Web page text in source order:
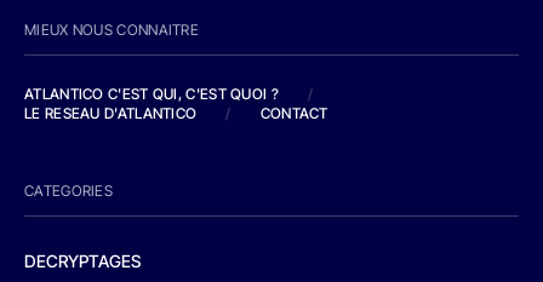
MIEUX NOUS CONNAITRE
ATLANTICO C'EST QUI, C'EST QUOI ?
/
LE RESEAU D'ATLANTICO
/ CONTACT
CATEGORIES
DECRYPTAGES